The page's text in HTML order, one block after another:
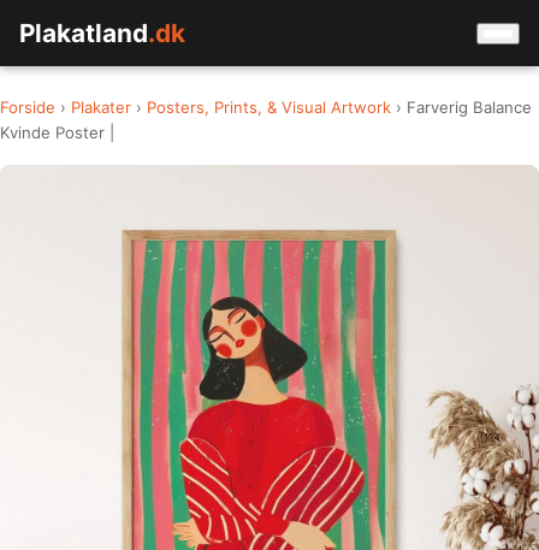
Plakatland.dk
Forside › Plakater › Posters, Prints, & Visual Artwork › Farverig Balance
Kvinde Poster |